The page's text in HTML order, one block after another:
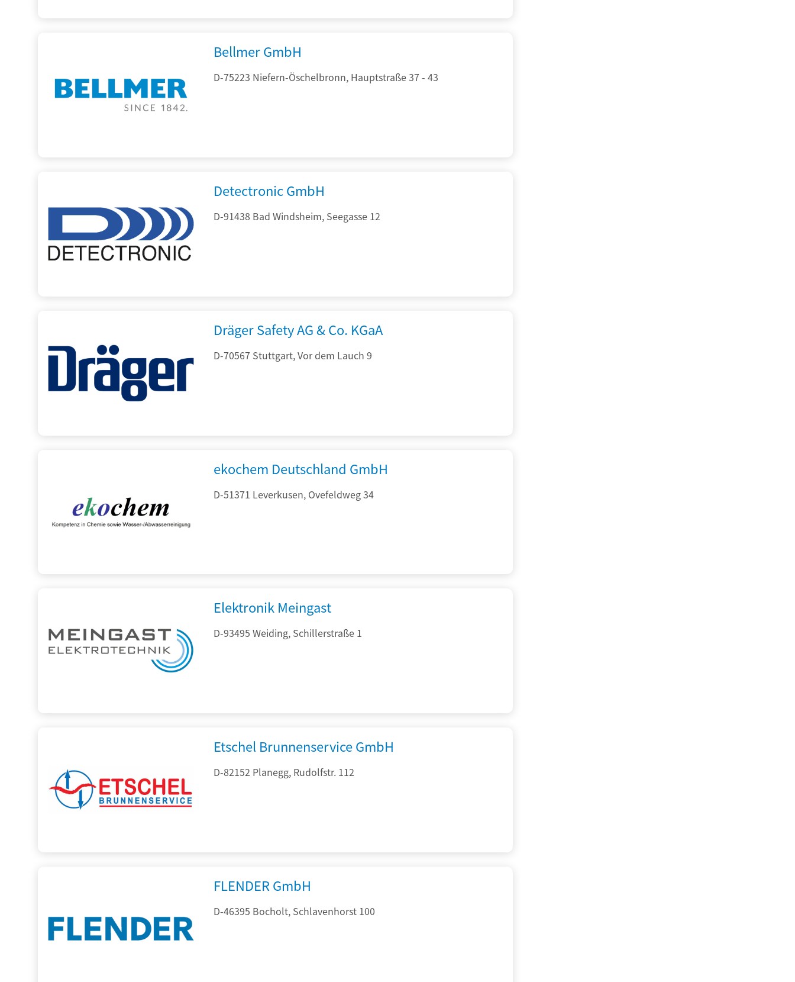
Bellmer GmbH
D-75223 Niefern-Öschelbronn, Hauptstraße 37 - 43
Detectronic GmbH
D-91438 Bad Windsheim, Seegasse 12
Dräger Safety AG & Co. KGaA
D-70567 Stuttgart, Vor dem Lauch 9
ekochem Deutschland GmbH
D-51371 Leverkusen, Ovefeldweg 34
Elektronik Meingast
D-93495 Weiding, Schillerstraße 1
Etschel Brunnenservice GmbH
D-82152 Planegg, Rudolfstr. 112
FLENDER GmbH
D-46395 Bocholt, Schlavenhorst 100